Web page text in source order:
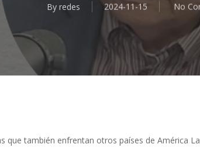
By redes 2024-11-15 No
que también enfrentan otros países de América